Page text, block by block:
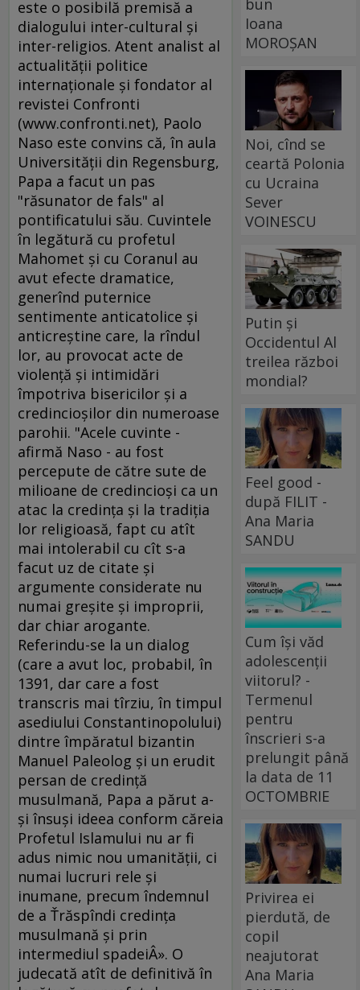
este o posibilă premisă a
dialogului inter-cultural şi
inter-religios. Atent analist al
actualităţii politice
internaţionale şi fondator al
revistei Confronti
(www.confronti.net), Paolo
Naso este convins că, în aula
Universităţii din Regensburg,
Papa a facut un pas
"răsunator de fals" al
pontificatului său. Cuvintele
în legătură cu profetul
Mahomet şi cu Coranul au
avut efecte dramatice,
generînd puternice
sentimente anticatolice şi
anticreştine care, la rîndul
lor, au provocat acte de
violenţă şi intimidări
împotriva bisericilor şi a
credincioşilor din numeroase
parohii. "Acele cuvinte -
afirmă Naso - au fost
percepute de către sute de
milioane de credincioşi ca un
atac la credinţa şi la tradiţia
lor religioasă, fapt cu atît
mai intolerabil cu cît s-a
facut uz de citate şi
argumente considerate nu
numai greşite şi improprii,
dar chiar arogante.
Referindu-se la un dialog
(care a avut loc, probabil, în
1391, dar care a fost
transcris mai tîrziu, în timpul
asediului Constantinopolului)
dintre împăratul bizantin
Manuel Paleolog şi un erudit
persan de credinţă
musulmană, Papa a părut a-
şi însuşi ideea conform căreia
Profetul Islamului nu ar fi
adus nimic nou umanităţii, ci
numai lucruri rele şi
inumane, precum îndemnul
de a Ťrăspîndi credinţa
musulmană şi prin
intermediul spadeiÂ». O
judecată atît de definitivă în
bun
Ioana
MOROȘAN
Noi, cînd se
ceartă Polonia
cu Ucraina
Sever
VOINESCU
Putin și
Occidentul Al
treilea război
mondial?
Feel good -
după FILIT -
Ana Maria
SANDU
Cum își văd
adolescenții
viitorul? -
Termenul
pentru
înscrieri s-a
prelungit până
la data de 11
OCTOMBRIE
Privirea ei
pierdută, de
copil
neajutorat
Ana Maria